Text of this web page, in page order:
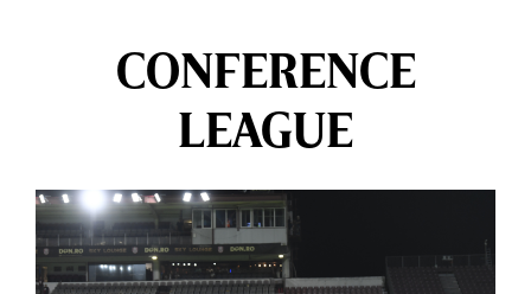
CONFERENCE
LEAGUE